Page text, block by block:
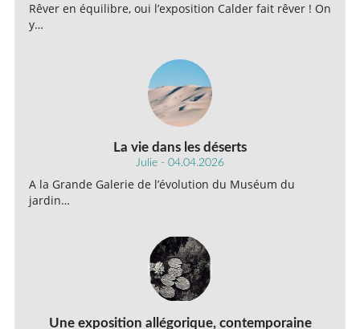
Rêver en équilibre, oui l’exposition Calder fait rêver ! On
y…
La vie dans les déserts
Julie - 04.04.2026
A la Grande Galerie de l’évolution du Muséum du
jardin…
Une exposition allégorique, contemporaine